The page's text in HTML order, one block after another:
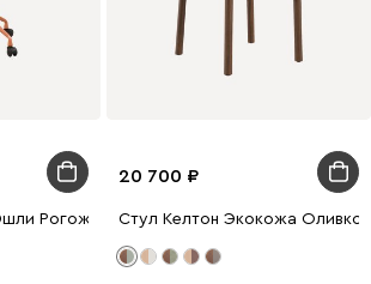
Рогожка Терракотовый
20 700
Стул Келтон Экокожа